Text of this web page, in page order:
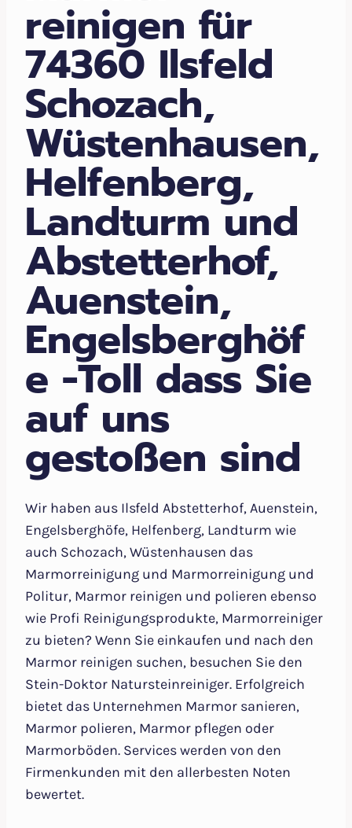
reinigen für
74360 Ilsfeld
Schozach,
Wüstenhausen,
Helfenberg,
Landturm und
Abstetterhof,
Auenstein,
Engelsberghöf
e -Toll dass Sie
auf uns
gestoßen sind
Wir haben aus Ilsfeld Abstetterhof, Auenstein,
Engelsberghöfe, Helfenberg, Landturm wie
auch Schozach, Wüstenhausen das
Marmorreinigung und Marmorreinigung und
Politur, Marmor reinigen und polieren ebenso
wie Profi Reinigungsprodukte, Marmorreiniger
zu bieten? Wenn Sie einkaufen und nach den
Marmor reinigen suchen, besuchen Sie den
Stein-Doktor Natursteinreiniger. Erfolgreich
bietet das Unternehmen Marmor sanieren,
Marmor polieren, Marmor pflegen oder
Marmorböden. Services werden von den
Firmenkunden mit den allerbesten Noten
bewertet.